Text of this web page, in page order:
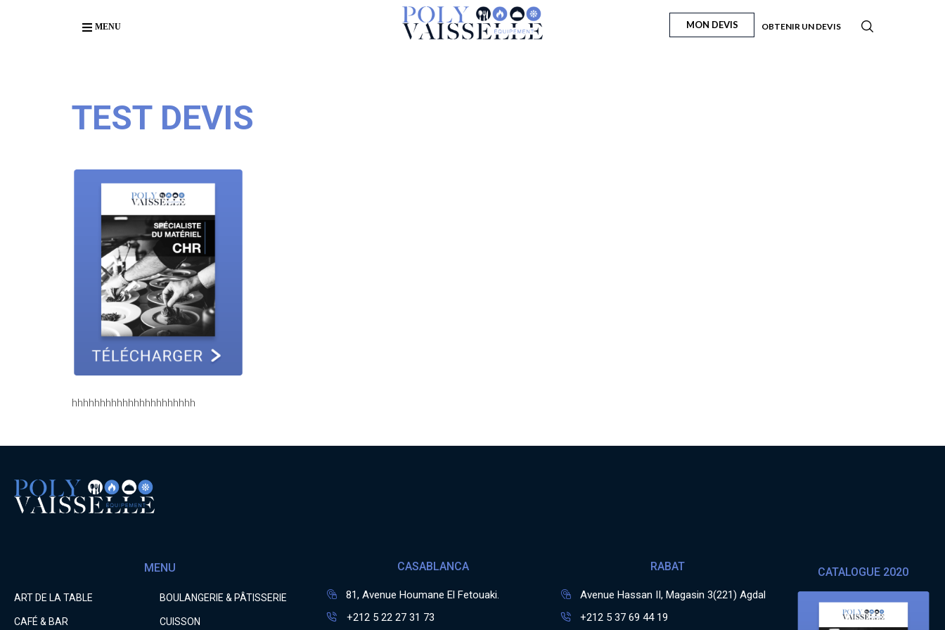
MENU MON DEVIS OBTENIR UN DEVIS
TEST DEVIS
hhhhhhhhhhhhhhhhhhhhhh
MENU
ART DE LA TABLE BOULANGERIE & PÂTISSERIE
CAFÉ & BAR CUISSON
CASABLANCA
81, Avenue Houmane El Fetouaki.
+212 5 22 27 31 73
RABAT
Avenue Hassan II, Magasin 3(221) Agdal
+212 5 37 69 44 19
CATALOGUE 2020